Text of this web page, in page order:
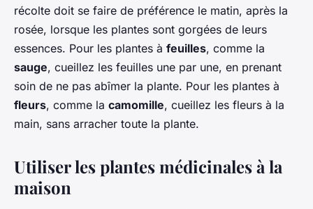
récolte doit se faire de préférence le matin, après la
rosée, lorsque les plantes sont gorgées de leurs
essences. Pour les plantes à feuilles, comme la
sauge, cueillez les feuilles une par une, en prenant
soin de ne pas abîmer la plante. Pour les plantes à
fleurs, comme la camomille, cueillez les fleurs à la
main, sans arracher toute la plante.
Utiliser les plantes médicinales à la
maison